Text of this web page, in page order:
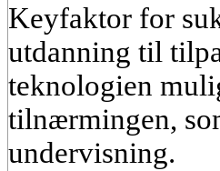
Keyfaktor for
utdanning til
teknologien
tilnærmingen,
undervisning.